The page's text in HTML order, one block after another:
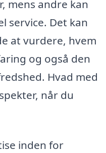
mens andre kan
service. Det kan
at vurdere, hvem
og også den
Hvad med
når du
inden for